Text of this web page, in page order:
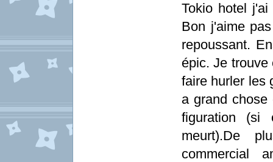
Tokio hotel
Bon j'aime
repoussant.
épic. Je
faire hurler les
a grand
figuration
meurt).De
commercial